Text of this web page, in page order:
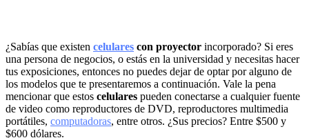
¿Sabías que existen celulares con proyector incorporado? Si eres
una persona de negocios, o estás en la universidad y necesitas hacer
tus exposiciones, entonces no puedes dejar de optar por alguno de
los modelos que te presentaremos a continuación. Vale la pena
mencionar que estos celulares pueden conectarse a cualquier fuente
de video como reproductores de DVD, reproductores multimedia
portátiles, computadoras, entre otros. ¿Sus precios? Entre $500 y
$600 dólares.